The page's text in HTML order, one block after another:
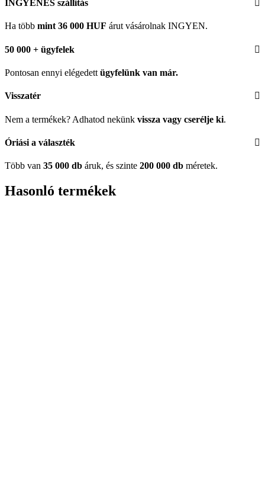
INGYENES szállítás
Ha több mint 36 000 HUF árut vásárolnak INGYEN.
50 000 + ügyfelek
Pontosan ennyi elégedett ügyfelünk van már.
Visszatér
Nem a termékek? Adhatod nekünk vissza vagy cserélje ki.
Óriási a választék
Több van 35 000 db áruk, és szinte 200 000 db méretek.
Hasonló termékek